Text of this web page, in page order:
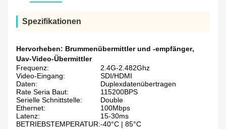
Spezifikationen
Hervorheben: Brummenübermittler und -empfänger,
Uav-Video-Übermittler
Frequenz:
2.4G-2.482Ghz
Video-Eingang:
SDI/HDMI
Daten:
Duplexdatenübertragen
Rate Seria Baut:
115200BPS
Serielle Schnittstelle:
Double
Ethernet:
100Mbps
Latenz:
15-30ms
BETRIEBSTEMPERATUR:-40°C | 85°C